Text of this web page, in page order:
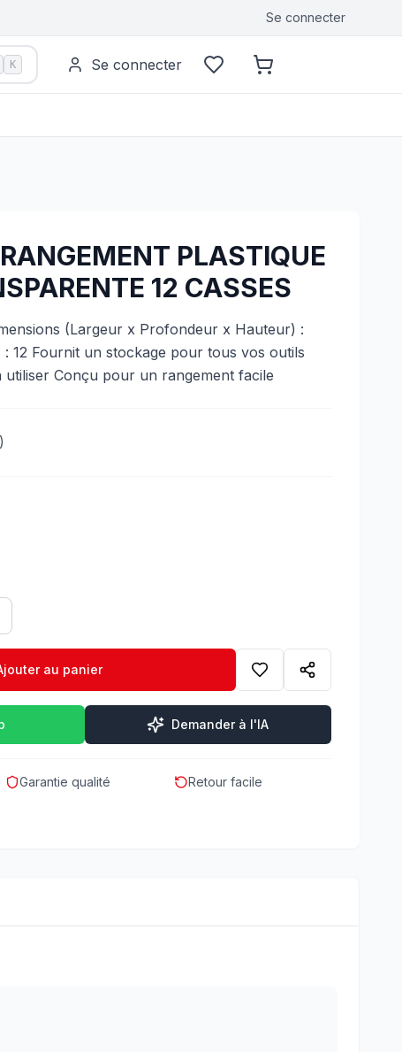
Se connecter
K Se connecter
PLASTIQUE
12 CASSES
(Largeur x Profondeur x Hauteur) :
: 12 Fournit un stockage pour tous vos outils
Conçu pour un rangement facile
au panier
Demander à l'IA
Garantie qualité Retour facile